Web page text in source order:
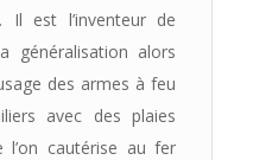
Il est l’inventeur de
généralisation alors
des armes à feu
avec des plaies
l’on cautérise au fer